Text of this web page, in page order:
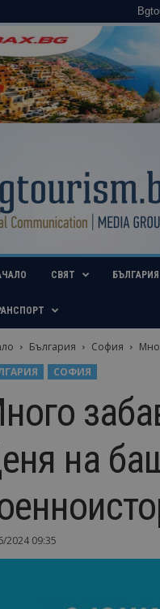
СВЯТ БЪЛГАРИЯ
България София
СОФИЯ
на
2024 09:35